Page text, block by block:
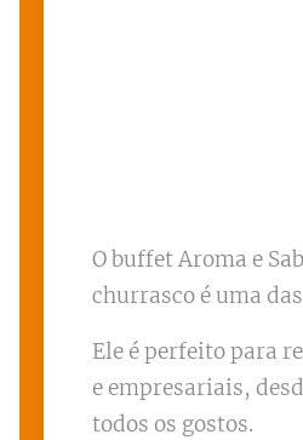
O buffet Aroma e
churrasco é uma
Ele é perfeito para
e empresariais,
todos os gostos.